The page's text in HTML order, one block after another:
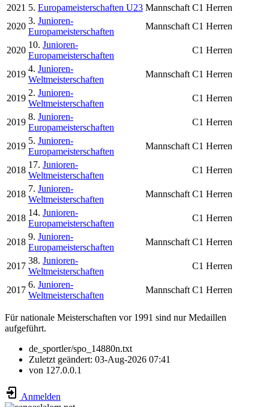
2021 5. Europameisterschaften U23 Mannschaft C1 Herren
2020
3. Junioren-
Europameisterschaften
Mannschaft C1 Herren
2020
10. Junioren-
Europameisterschaften
C1 Herren
2019
4. Junioren-
Weltmeisterschaften
Mannschaft C1 Herren
2019
2. Junioren-
Weltmeisterschaften
C1 Herren
2019
8. Junioren-
Europameisterschaften
C1 Herren
2019
5. Junioren-
Europameisterschaften
Mannschaft C1 Herren
2018
17. Junioren-
Weltmeisterschaften
C1 Herren
2018
7. Junioren-
Weltmeisterschaften
Mannschaft C1 Herren
2018
14. Junioren-
Europameisterschaften
C1 Herren
2018
9. Junioren-
Europameisterschaften
Mannschaft C1 Herren
2017
38. Junioren-
Weltmeisterschaften
C1 Herren
2017
6. Junioren-
Weltmeisterschaften
Mannschaft C1 Herren
Für nationale Meisterschaften vor 1991 sind nur Medaillen
aufgeführt.
de_sportler/spo_14880n.txt
Zuletzt geändert: 03-Aug-2026 07:41
von 127.0.0.1
Anmelden